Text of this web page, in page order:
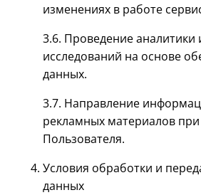
изменениях в работе
3.6. Проведение аналитики
исследований на основе
данных.
3.7. Направление
рекламных материалов при
Пользователя.
Условия обработки и
данных